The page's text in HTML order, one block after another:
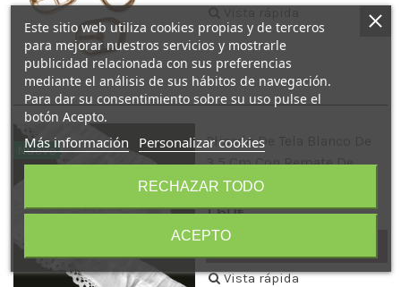
Nuevo
Plisado De Tela Blanco De
3,5 Cm Con Remate De
Encaje Calado 145726
1,60€
Vista rápida
Este sitio web utiliza cookies propias y de terceros
para mejorar nuestros servicios y mostrarle
publicidad relacionada con sus preferencias
mediante el análisis de sus hábitos de navegación.
Para dar su consentimiento sobre su uso pulse el
botón Acepto.
Más información Personalizar cookies
RECHAZAR TODO
ACEPTO